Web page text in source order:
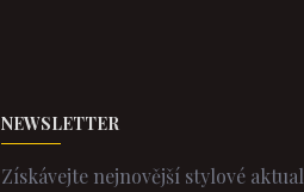
NEWSLETTER
Získávejte nejnovější stylové